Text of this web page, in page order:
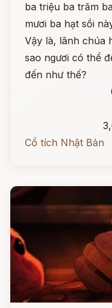
ba triệu ba trăm
mươi ba hạt sồi
Vậy là, lãnh chúa
sao ngươi có thể
đến như thế?
Cổ tích Nhật Bản